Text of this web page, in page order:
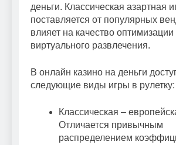
деньги. Классическая азартная
поставляется от популярных
влияет на качество оптимизации
виртуального развлечения.
В онлайн казино на деньги
следующие виды игры в рулетку:
Классическая –
Отличается привычным
распределением